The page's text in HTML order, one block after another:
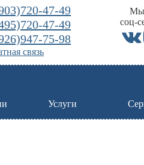
47-49
47-49
75-98
Мы
соц-
связь
Услуги